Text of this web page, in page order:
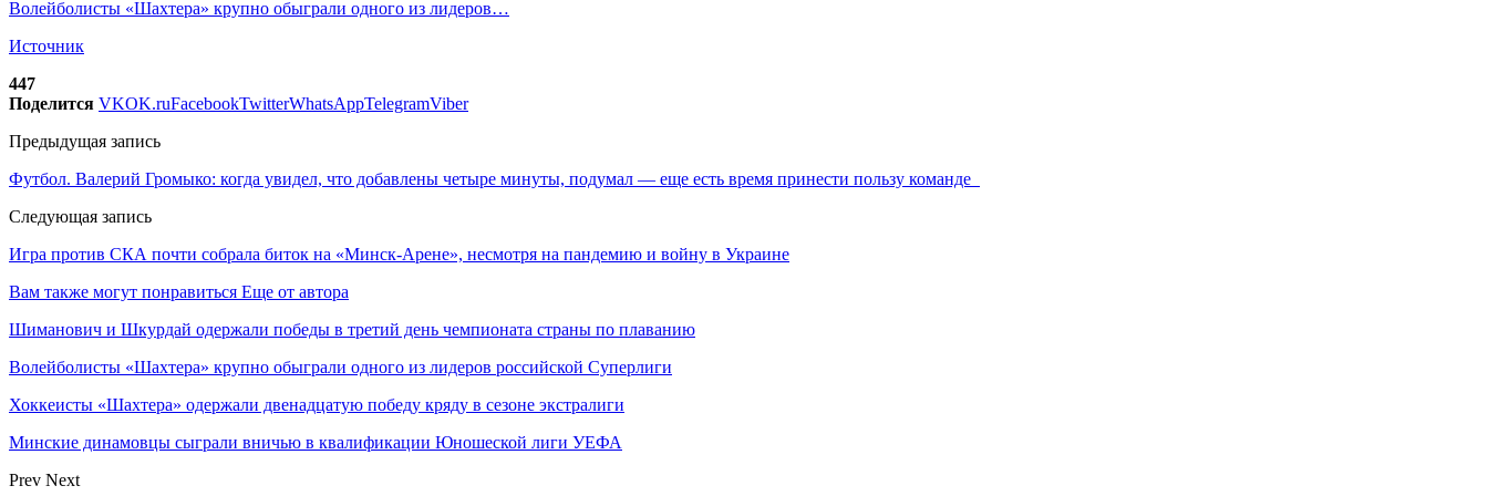
Волейболисты «Шахтера» крупно обыграли одного из лидеров…
Источник
447
Поделится VKOK.ruFacebookTwitterWhatsAppTelegramViber
Предыдущая запись
Футбол. Валерий Громыко: когда увидел, что добавлены четыре минуты, подумал — еще есть время принести пользу команде
Следующая запись
Игра против СКА почти собрала биток на «Минск-Арене», несмотря на пандемию и войну в Украине
Вам также могут понравиться Еще от автора
Шиманович и Шкурдай одержали победы в третий день чемпионата страны по плаванию
Волейболисты «Шахтера» крупно обыграли одного из лидеров российской Суперлиги
Хоккеисты «Шахтера» одержали двенадцатую победу кряду в сезоне экстралиги
Минские динамовцы сыграли вничью в квалификации Юношеской лиги УЕФА
Prev Next